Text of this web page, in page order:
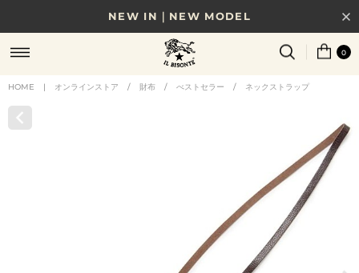
NEW IN｜NEW MODEL
8/17(月)10時まで｜税込11,000円以上で送料無料
贈る相手やシーンから選べる、新しいギフトガイド
0
HOME | オンラインストア / 財布 / べストセラー / ネックストラップ